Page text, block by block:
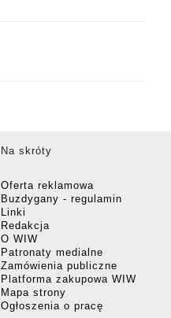
Na skróty
Oferta reklamowa
Buzdygany - regulamin
Linki
Redakcja
O WIW
Patronaty medialne
Zamówienia publiczne
Platforma zakupowa WIW
Mapa strony
Ogłoszenia o pracę